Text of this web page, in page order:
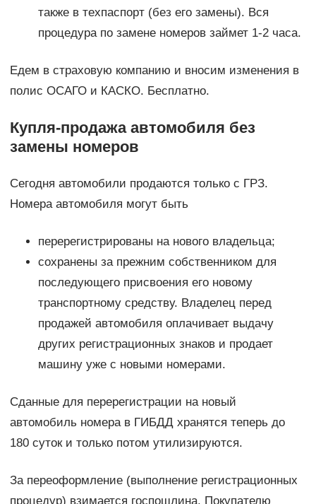
также в техпаспорт (без его замены). Вся
процедура по замене номеров займет 1-2 часа.
Едем в страховую компанию и вносим изменения в
полис ОСАГО и КАСКО. Бесплатно.
Купля-продажа автомобиля без
замены номеров
Сегодня автомобили продаются только с ГРЗ.
Номера автомобиля могут быть
перерегистрированы на нового владельца;
сохранены за прежним собственником для
последующего присвоения его новому
транспортному средству. Владелец перед
продажей автомобиля оплачивает выдачу
других регистрационных знаков и продает
машину уже с новыми номерами.
Сданные для перерегистрации на новый
автомобиль номера в ГИБДД хранятся теперь до
180 суток и только потом утилизируются.
За переоформление (выполнение регистрационных
процедур) взимается госпошлина. Покупателю